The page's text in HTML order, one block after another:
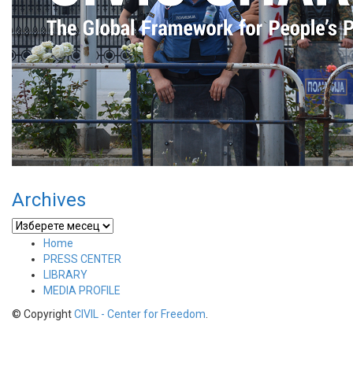
Archives
Archives
Home
PRESS CENTER
LIBRARY
MEDIA PROFILE
© CopyrightCIVIL - Center for Freedom.